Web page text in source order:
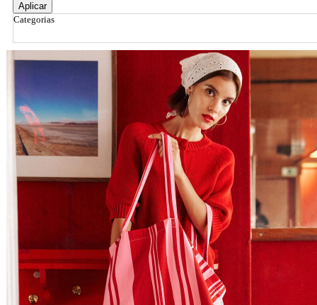
Aplicar
Categorias
Ordenar por
Relevância
Preço Crescente
Preço Decrescente
Nome do Produto A - Z
Nome do Produto Z - A
Filtrar & Ordenar